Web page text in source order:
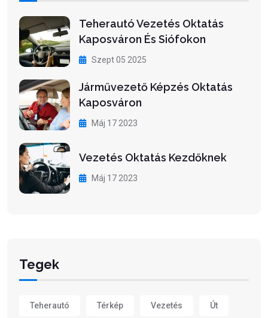
Teherautó Vezetés Oktatás
Kaposváron És Siófokon
Szept 05 2025
Járművezető Képzés Oktatás
Kaposváron
Máj 17 2023
Vezetés Oktatás Kezdőknek
Máj 17 2023
Tegek
Teherautó Térkép Vezetés Út